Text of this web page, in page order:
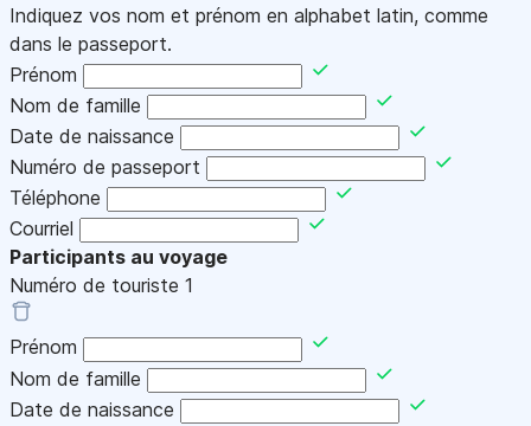
Indiquez vos nom et prénom en alphabet latin, comme
dans le passeport.
Prénom
Nom de famille
Date de naissance
Numéro de passeport
Téléphone
Courriel
Participants au voyage
Numéro de touriste 1
Prénom
Nom de famille
Date de naissance